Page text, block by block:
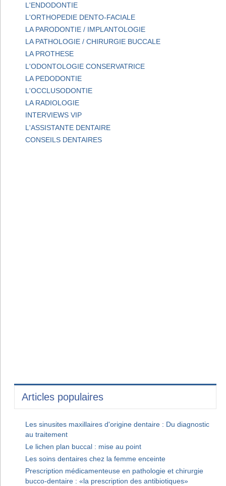
L'ENDODONTIE
L'ORTHOPEDIE DENTO-FACIALE
LA PARODONTIE / IMPLANTOLOGIE
LA PATHOLOGIE / CHIRURGIE BUCCALE
LA PROTHESE
L'ODONTOLOGIE CONSERVATRICE
LA PEDODONTIE
L'OCCLUSODONTIE
LA RADIOLOGIE
INTERVIEWS VIP
L'ASSISTANTE DENTAIRE
CONSEILS DENTAIRES
Articles populaires
Les sinusites maxillaires d'origine dentaire : Du diagnostic
au traitement
Le lichen plan buccal : mise au point
Les soins dentaires chez la femme enceinte
Prescription médicamenteuse en pathologie et chirurgie
bucco-dentaire : «la prescription des antibiotiques»